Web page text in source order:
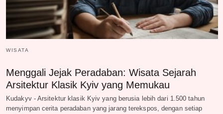
WISATA
Menggali Jejak Peradaban: Wisata Sejarah
Arsitektur Klasik Kyiv yang Memukau
Kudakyv - Arsitektur klasik Kyiv yang berusia lebih dari 1.500 tahun
menyimpan cerita peradaban yang jarang terekspos, dengan setiap